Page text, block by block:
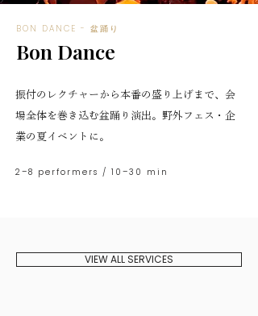
BON DANCE - 盆踊り
Bon Dance
振付のレクチャーから本番の盛り上げまで、会
場全体を巻き込む盆踊り演出。野外フェス・企
業の夏イベントに。
2–8 performers / 10–30 min
VIEW ALL SERVICES